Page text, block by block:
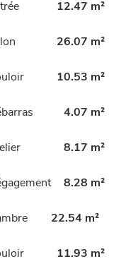
12.47 m²
26.07 m²
10.53 m²
4.07 m²
8.17 m²
8.28 m²
22.54 m²
11.93 m²